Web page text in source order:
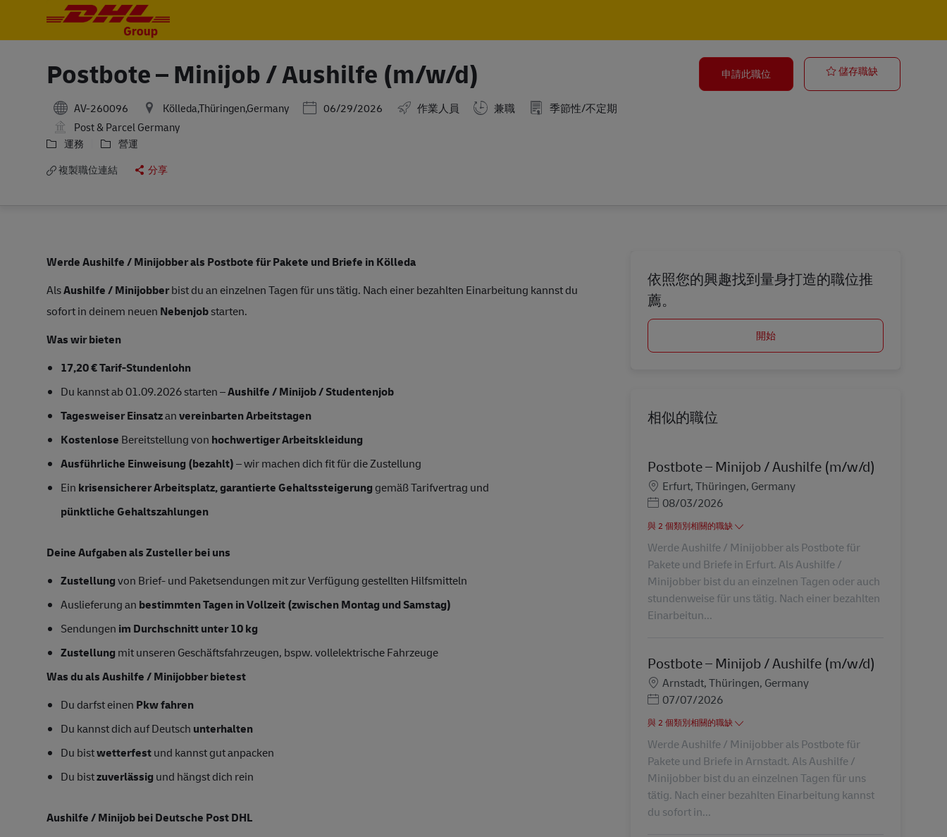
Postbote – Minijob / Aushilfe (m/w/d)
AV-260096 Kölleda,Thüringen,Germany Posted Date
06/29/2026 作業人員 兼職
季節性/不定期
Post & Parcel Germany
運務
營運
複製職位連結
分享
申請此職位 儲存職缺Postbote –
Werde Aushilfe / Minijobber als Postbote für Pakete und Briefe in Kölleda
AlsAushilfe / Minijobberbist du an einzelnen Tagen für uns tätig. Nach einer bezahlten Einarbeitung kannst du
sofort in deinem neuen Nebenjobstarten.
Was wir bieten
17,20 € Tarif-Stundenlohn
Du kannst ab 01.09.2026 starten –Aushilfe / Minijob / Studentenjob
Tagesweiser Einsatzanvereinbarten Arbeitstagen
Kostenlose Bereitstellung von hochwertiger Arbeitskleidung
Ausführliche Einweisung (bezahlt)– wir machen dich fit für die Zustellung
Ein krisensicherer Arbeitsplatz, garantierte Gehaltssteigerung gemäß Tarifvertrag und
pünktliche Gehaltszahlungen
Deine Aufgaben als Zusteller bei uns
Zustellungvon Brief- und Paketsendungen mit zur Verfügung gestellten Hilfsmitteln
Auslieferung an bestimmten Tagen in Vollzeit(zwischen Montag und Samstag)
Sendungen im Durchschnitt unter 10 kg
Zustellung mit unseren Geschäftsfahrzeugen, bspw. vollelektrische Fahrzeuge
Was du als Aushilfe / Minijobber bietest
Du darfst einen Pkw fahren
Du kannst dich auf Deutsch unterhalten
Du bistwetterfestund kannst gut anpacken
Du bistzuverlässig und hängst dich rein
Aushilfe / Minijob bei Deutsche Post DHL
依照您的興趣找到量身打造的職位推
薦。
開始
相似的職位
Postbote – Minijob / Aushilfe (m/w/d)
地點Erfurt, Thüringen, Germany
Posted Date
08/03/2026
與 2 個類別相關的職缺
Werde Aushilfe / Minijobber als Postbote für
Pakete und Briefe in Erfurt. Als Aushilfe /
Minijobber bist du an einzelnen Tagen oder auch
stundenweise für uns tätig. Nach einer bezahlten
Einarbeitun...
Postbote – Minijob / Aushilfe (m/w/d)
地點Arnstadt, Thüringen, Germany
Posted Date
07/07/2026
與 2 個類別相關的職缺
Werde Aushilfe / Minijobber als Postbote für
Pakete und Briefe in Arnstadt. Als Aushilfe /
Minijobber bist du an einzelnen Tagen für uns
tätig. Nach einer bezahlten Einarbeitung kannst
du sofort in...